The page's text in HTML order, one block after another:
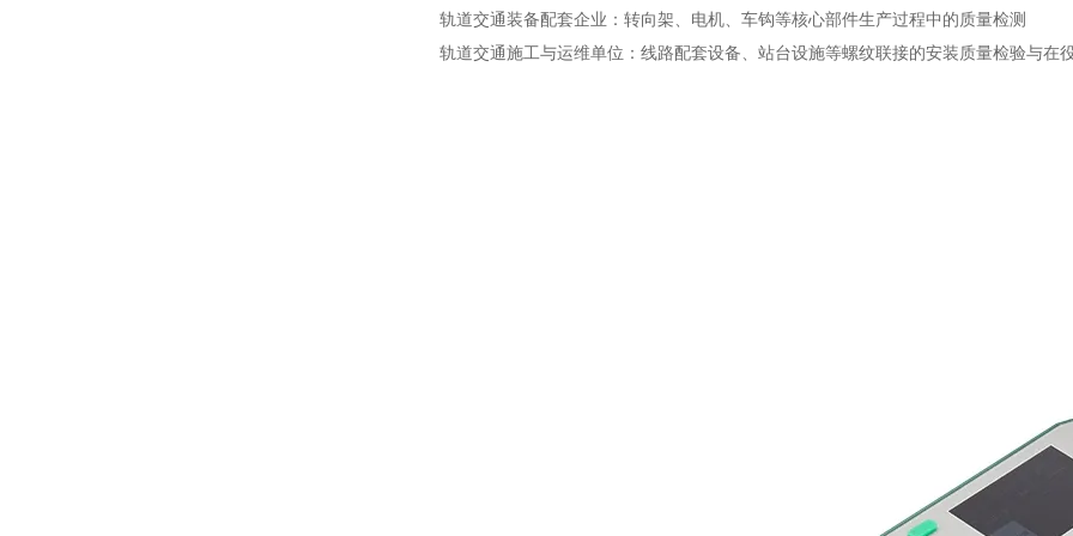
轨道交通装备配套企业：转向架、电机、车钩等核心部件生产过程中的质量检测
轨道交通施工与运维单位：线路配套设备、站台设施等螺纹联接的安装质量检验与在